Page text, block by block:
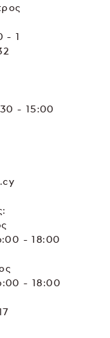
- 1
- 15:00
- 18:00
- 18:00